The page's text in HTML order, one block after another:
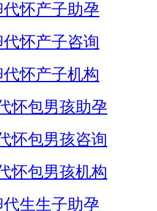
怀产子助孕
怀产子咨询
怀产子机构
怀包男孩助孕
怀包男孩咨询
怀包男孩机构
生生子助孕